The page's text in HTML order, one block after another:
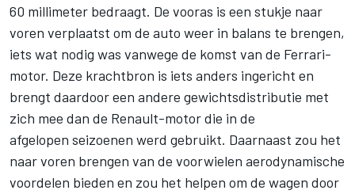
60 millimeter bedraagt. De vooras is een stukje naar
voren verplaatst om de auto weer in balans te brengen,
iets wat nodig was vanwege de komst van de Ferrari-
motor. Deze krachtbron is iets anders ingericht en
brengt daardoor een andere gewichtsdistributie met
zich mee dan de Renault-motor die in de
afgelopen seizoenen werd gebruikt. Daarnaast zou het
naar voren brengen van de voorwielen aerodynamische
voordelen bieden en zou het helpen om de wagen door